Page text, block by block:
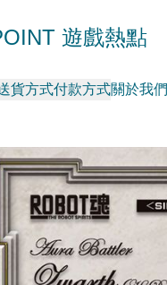
遊戲熱點
貨方式付款方式關於我們